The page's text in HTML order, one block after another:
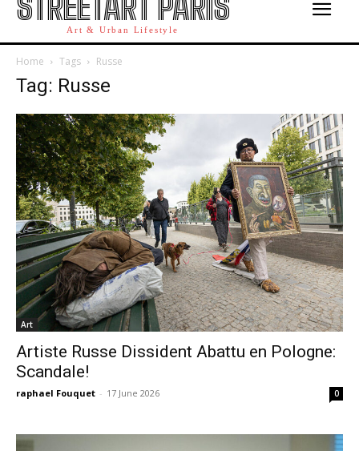
Art & Urban Lifestyle
Home Tags Russe
Tag: Russe
Art
Artiste Russe Dissident Abattu en Pologne:
Scandale!
raphael Fouquet - 17 June 2026 0